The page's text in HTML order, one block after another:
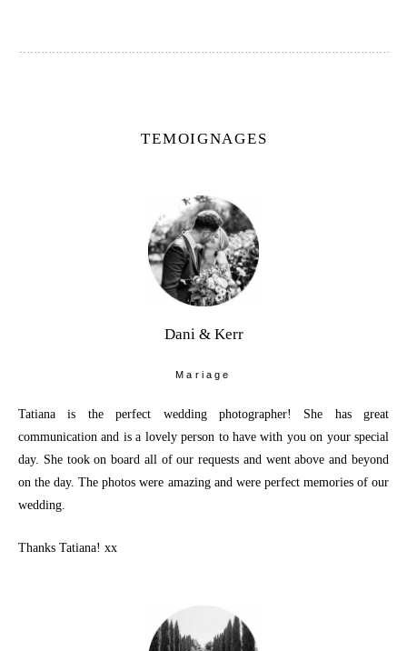
TEMOIGNAGES
Dani & Kerr
Mariage
Tatiana is the perfect wedding photographer! She has great
communication and is a lovely person to have with you on your special
day. She took on board all of our requests and went above and beyond
on the day. The photos were amazing and were perfect memories of our
wedding.
Thanks Tatiana! xx